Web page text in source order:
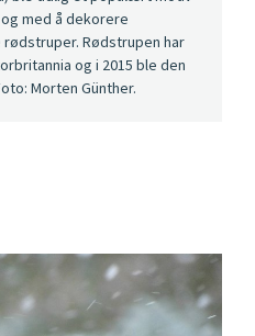
med å dekorere
Rødstrupen har
og i 2015 ble den
Morten Günther.